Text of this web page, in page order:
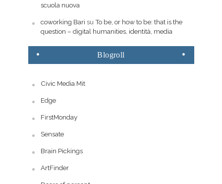
scuola nuova
coworking Bari su To be, or how to be: that is the
question – digital humanities, identità, media
Blogroll
Civic Media Mit
Edge
FirstMonday
Sensate
Brain Pickings
ArtFinder